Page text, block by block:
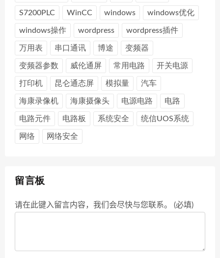
S7200PLC WinCC windows windows优化
windows操作 wordpress wordpress插件
万用表 串口通讯 博途 变频器
变频器参数 威伦通屏 常用电路 开关电源
打印机 昆仑通态屏 模拟量 汽车
海康录像机 海康摄像头 电源电路 电路
电路元件 电路板 系统安全 统信UOS系统
网络 网络安全
留言板
请在此键入留言内容，我们会尽快与您联系。 (必填)